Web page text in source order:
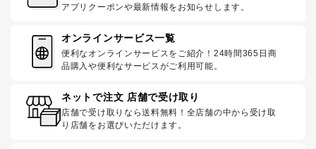
アプリクーポンや最新情報をお知らせします。
オンラインサービス一覧
便利なオンラインサービスをご紹介！24時間365日商
品購入や便利なサービスがご利用可能。
ネットで注文 店舗で受け取り
店舗で受け取りなら送料無料！全店舗の中から受け取
り店舗をお選びいただけます。